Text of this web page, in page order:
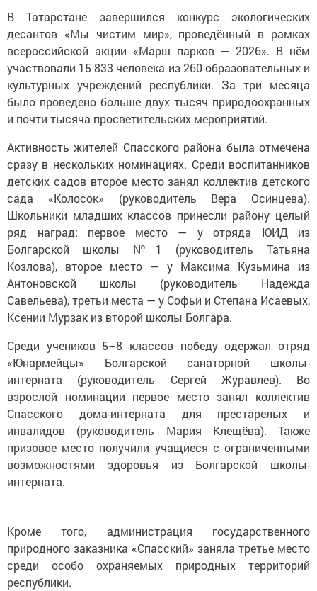
В Татарстане завершился конкурс экологических
десантов «Мы чистим мир», проведённый в рамках
всероссийской акции «Марш парков — 2026». В нём
участвовали 15 833 человека из 260 образовательных и
культурных учреждений республики. За три месяца
было проведено больше двух тысяч природоохранных
и почти тысяча просветительских мероприятий.
Активность жителей Спасского района была отмечена
сразу в нескольких номинациях. Среди воспитанников
детских садов второе место занял коллектив детского
сада «Колосок» (руководитель Вера Осинцева).
Школьники младших классов принесли району целый
ряд наград: первое место — у отряда ЮИД из
Болгарской школы №1 (руководитель Татьяна
Козлова), второе место — у Максима Кузьмина из
Антоновской школы (руководитель Надежда
Савельева), третьи места — у Софьи и Степана Исаевых,
Ксении Мурзак из второй школы Болгара.
Среди учеников 5–8 классов победу одержал отряд
«Юнармейцы» Болгарской санаторной школы-
интерната (руководитель Сергей Журавлев). Во
взрослой номинации первое место занял коллектив
Спасского дома-интерната для престарелых и
инвалидов (руководитель Мария Клещёва). Также
призовое место получили учащиеся с ограниченными
возможностями здоровья из Болгарской школы-
интерната.
Кроме того, администрация государственного
природного заказника «Спасский» заняла третье место
среди особо охраняемых природных территорий
республики.